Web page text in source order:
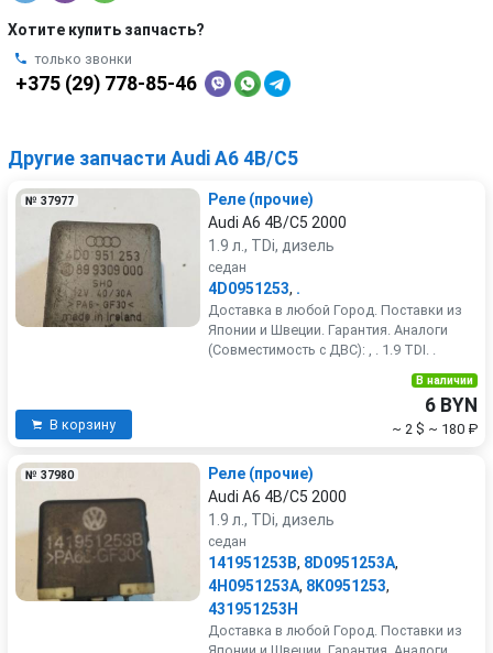
Хотите купить запчасть?
только звонки
+375 (29) 778-85-46
Другие запчасти Audi A6 4B/C5
№ 37977
Реле (прочие)
Audi A6 4B/C5 2000
1.9 л., TDi, дизель
седан
4D0951253, .
Доставка в любой Город. Поставки из
Японии и Швеции. Гарантия. Аналоги
(Совместимость с ДВС): , . 1.9 TDI. .
В корзину
В наличии
6 BYN
~ 2 $ ~ 180 ₽
№ 37980
Реле (прочие)
Audi A6 4B/C5 2000
1.9 л., TDi, дизель
седан
141951253B, 8D0951253A,
4H0951253A, 8K0951253,
431951253H
Доставка в любой Город. Поставки из